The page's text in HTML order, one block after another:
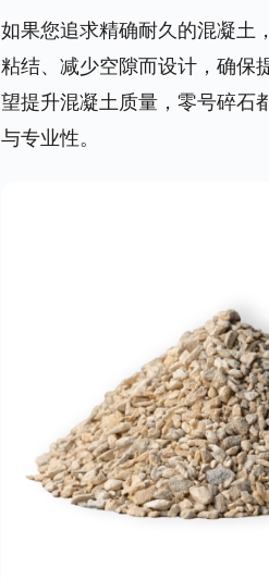
如果您追求精确耐久的混凝土
粘结、减少空隙而设计，确保
望提升混凝土质量，零号碎石
与专业性。